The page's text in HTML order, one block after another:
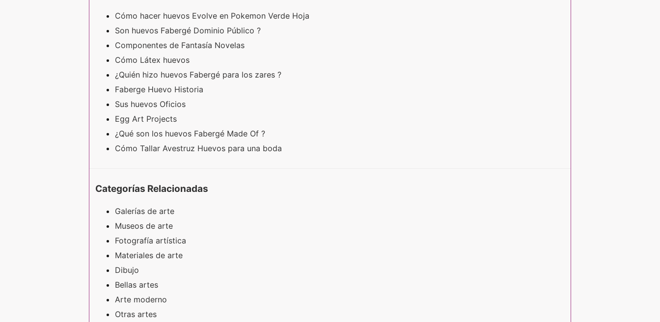
Cómo hacer huevos Evolve en Pokemon Verde Hoja
Son huevos Fabergé Dominio Público ?
Componentes de Fantasía Novelas
Cómo Látex huevos
¿Quién hizo huevos Fabergé para los zares ?
Faberge Huevo Historia
Sus huevos Oficios
Egg Art Projects
¿Qué son los huevos Fabergé Made Of ?
Cómo Tallar Avestruz Huevos para una boda
Categorías Relacionadas
Galerías de arte
Museos de arte
Fotografía artística
Materiales de arte
Dibujo
Bellas artes
Arte moderno
Otras artes